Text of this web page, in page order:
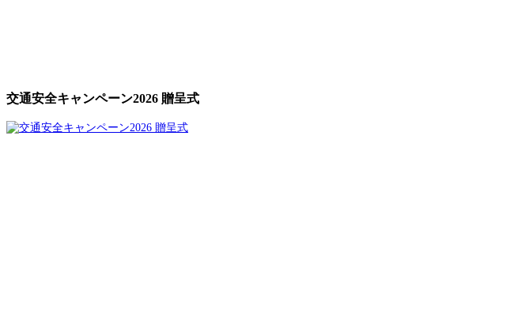
交通安全キャンペーン2026 贈呈式